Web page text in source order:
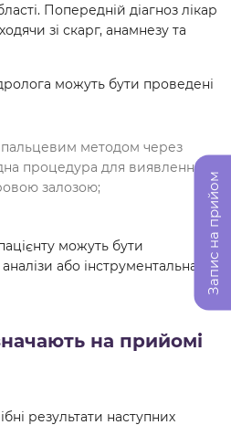
Попередній діагноз лікар
зі скарг, анамнезу та
можуть бути проведені
методом через
процедура для виявлення
залозою;
можуть бути
або інструментальна
на прийомі
результати наступних
Запис на прийом